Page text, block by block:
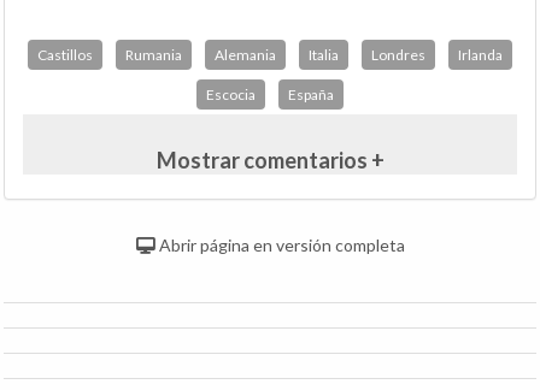
Castillos Rumania Alemania Italia Londres Irlanda
Escocia España
Mostrar comentarios +
Abrir página en versión completa